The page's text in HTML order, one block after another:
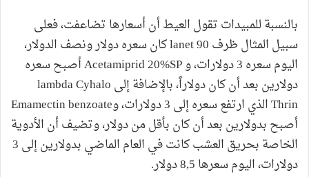
بالنسبة للمبيدات تقول العيط أن أسعارها تضاعفت، فعلى
سبيل المثال ظرف lanet 90 كان سعره دولار ونصف الدولار،
اليوم سعره 3 دولارات، و Acetamiprid 20%SP أصبح سعره
دولارين بعد أن كان دولاراً، بالإضافة إلى lambda Cyhalo
Thrin الذي ارتفع سعره إلى 3 دولارات، وEmamectin benzoate
أصبح بدولارين بعد أن كان بأقل من دولار، وتضيف أن الأدوية
الخاصة بحريق العشب كانت في العام الماضي بدولارين إلى 3
دولارات، اليوم سعرها 8,5 دولار.